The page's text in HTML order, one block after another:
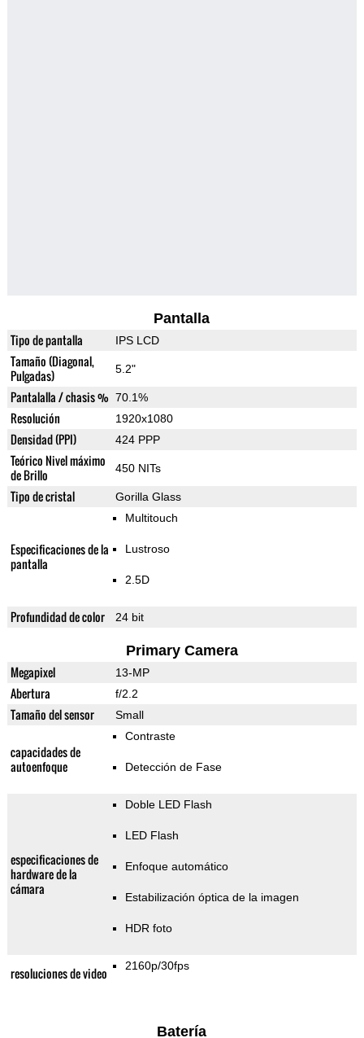
Pantalla
Tipo de pantalla IPS LCD
Tamaño (Diagonal,
Pulgadas)
5.2"
Pantalalla / chasis % 70.1%
Resolución 1920x1080
Densidad (PPI) 424 PPP
Teórico Nivel máximo
de Brillo
450 NITs
Tipo de cristal Gorilla Glass
Especificaciones de la
pantalla
Multitouch
Lustroso
2.5D
Profundidad de color 24 bit
Primary Camera
Megapixel 13-MP
Abertura f/2.2
Tamaño del sensor Small
capacidades de
autoenfoque
Contraste
Detección de Fase
especificaciones de
hardware de la
cámara
Doble LED Flash
LED Flash
Enfoque automático
Estabilización óptica de la imagen
HDR foto
resoluciones de video 2160p/30fps
Batería